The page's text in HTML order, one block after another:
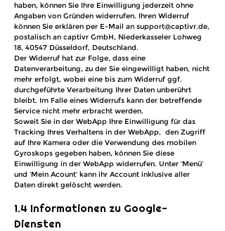
haben, können Sie Ihre Einwilligung jederzeit ohne
Angaben von Gründen widerrufen. Ihren Widerruf
können Sie erklären per E-Mail an support@captivr.de,
postalisch an captivr GmbH, Niederkasseler Lohweg
18, 40547 Düsseldorf, Deutschland.
Der Widerruf hat zur Folge, dass eine
Datenverarbeitung, zu der Sie eingewilligt haben, nicht
mehr erfolgt, wobei eine bis zum Widerruf ggf.
durchgeführte Verarbeitung Ihrer Daten unberührt
bleibt. Im Falle eines Widerrufs kann der betreffende
Service nicht mehr erbracht werden.
Soweit Sie in der WebApp Ihre Einwilligung für das
Tracking Ihres Verhaltens in der WebApp, den Zugriff
auf Ihre Kamera oder die Verwendung des mobilen
Gyroskops gegeben haben, können Sie diese
Einwilligung in der WebApp widerrufen. Unter 'Menü'
und 'Mein Acount' kann ihr Account inklusive aller
Daten direkt gelöscht werden.
1.4 Informationen zu Google-
Diensten